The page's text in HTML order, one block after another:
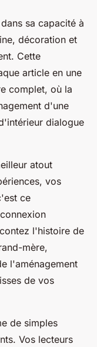
sa capacité à
décoration et
Cette
article en une
complet, où la
d'une
dialogue
atout
vos
ce
l'histoire de
mère,
l'aménagement
de vos
de simples
Vos lecteurs